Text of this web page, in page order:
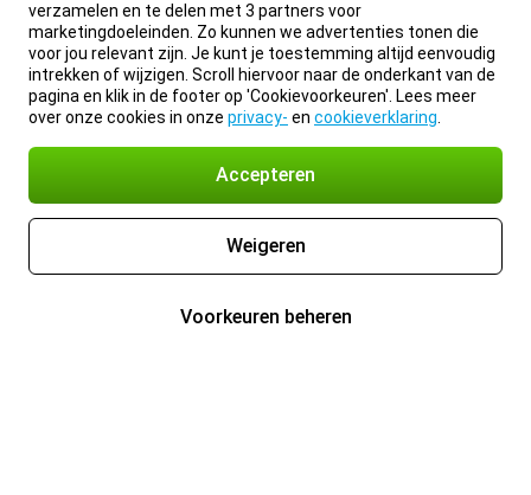
verzamelen en te delen met 3 partners voor
marketingdoeleinden. Zo kunnen we advertenties tonen die
voor jou relevant zijn. Je kunt je toestemming altijd eenvoudig
intrekken of wijzigen. Scroll hiervoor naar de onderkant van de
pagina en klik in de footer op 'Cookievoorkeuren'. Lees meer
over onze cookies in onze privacy- en cookieverklaring
Accepteren
Weigeren
Voorkeuren beheren